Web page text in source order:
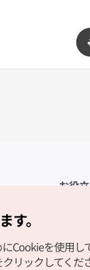
お役
観光資
。
Cookieを使用し
リックしてくだ